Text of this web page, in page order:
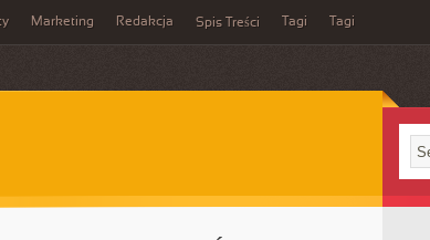
Marketing Redakcja Spis Treści Tagi Tagi